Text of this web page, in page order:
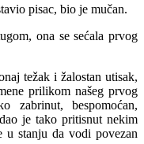
pisac, bio je mučan.
ona se sećala prvog
težak i žalostan utisak,
prilikom našeg prvog
zabrinut, bespomoćan,
je tako pritisnut nekim
u stanju da vodi povezan